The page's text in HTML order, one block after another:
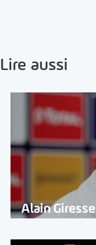
Lire aussi
Alain